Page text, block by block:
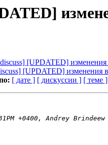
[UPDATED]
[UPDATED] изменения
[ дате ] [ дискуссии ] [ теме ]